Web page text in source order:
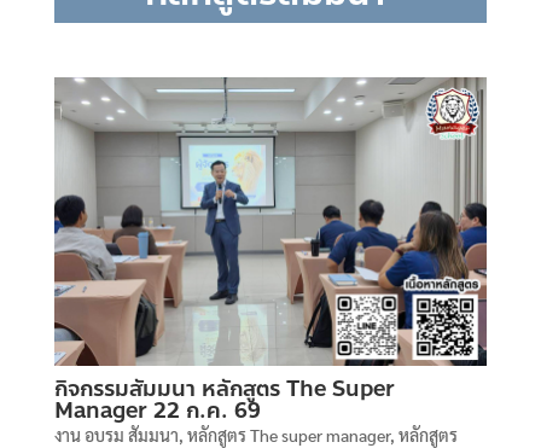
กิจกรรมสัมมนา หลักสูตร The Super
Manager 22 ก.ค. 69
งาน อบรม สัมมนา, หลักสูตร The super manager, หลักสูตร